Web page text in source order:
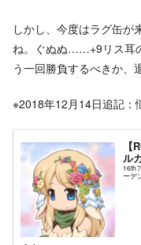
しかし、今度はラグ缶が
ね。ぐぬぬ……+9リス耳
う一回勝負するべきか、
※2018年12月14日追記：
ル
16th
ーデ